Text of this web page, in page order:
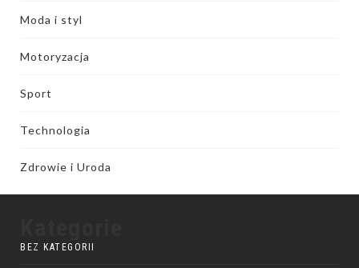
Moda i styl
Motoryzacja
Sport
Technologia
Zdrowie i Uroda
BEZ KATEGORII